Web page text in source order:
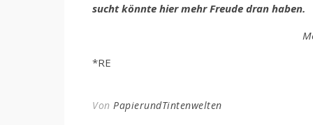
sucht könnte hier mehr Freude dran haben.
*RE
Von PapierundTintenwelten